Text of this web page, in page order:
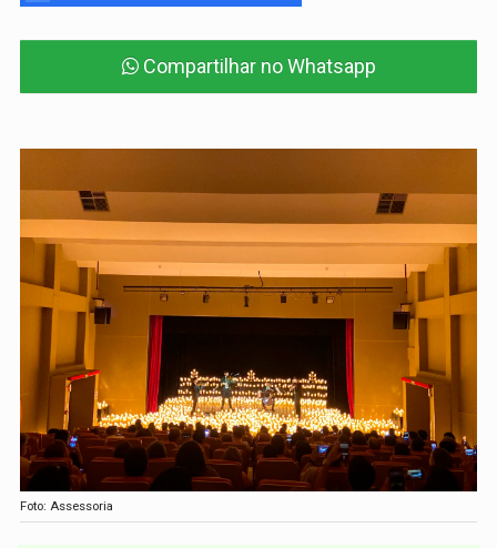
Compartilhar no Whatsapp
Foto: Assessoria